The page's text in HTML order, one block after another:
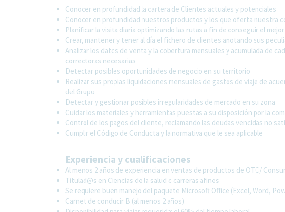
Conocer en profundidad la cartera de Clientes actuales y potenciales
Conocer en profundidad nuestros productos y los que oferta nuestra
Planificar la visita diaria optimizando las rutas a fin de conseguir el
Crear, mantener y tener al día el fichero de clientes anotando sus
Analizar los datos de venta y la cobertura mensuales y acumulada de
correctoras necesarias
Detectar posibles oportunidades de negocio en su territorio
Realizar sus propias liquidaciones mensuales de gastos de viaje de
del Grupo
Detectar y gestionar posibles irregularidades de mercado en su zona
Cuidar los materiales y herramientas puestas a su disposición por la
Control de los pagos del cliente, reclamando las deudas vencidas no
Cumplir el Código de Conducta y la normativa que le sea aplicable
Experiencia y cualificaciones
Al menos 2 años de experiencia en ventas de productos de OTC/
Titulad@s en Ciencias de la salud o carreras afines
Se requiere buen manejo del paquete Microsoft Office (Excel, Word,
Carnet de conducir B (al menos 2 años)